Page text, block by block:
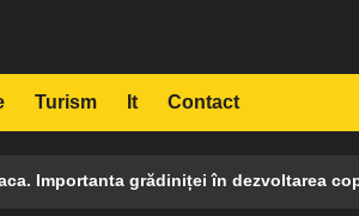
Turism It Contact
grădiniței în dezvoltarea copilului